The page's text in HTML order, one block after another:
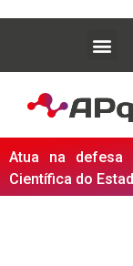
Atua na defesa
Científica do